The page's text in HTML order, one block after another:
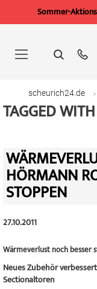
Sommer-
springen
scheurich24.de
TAGGED
HÖRMANN
STOPPEN
27.10.2011
Wärmeverlust noch besser
Neues Zubehör
Sectionaltoren